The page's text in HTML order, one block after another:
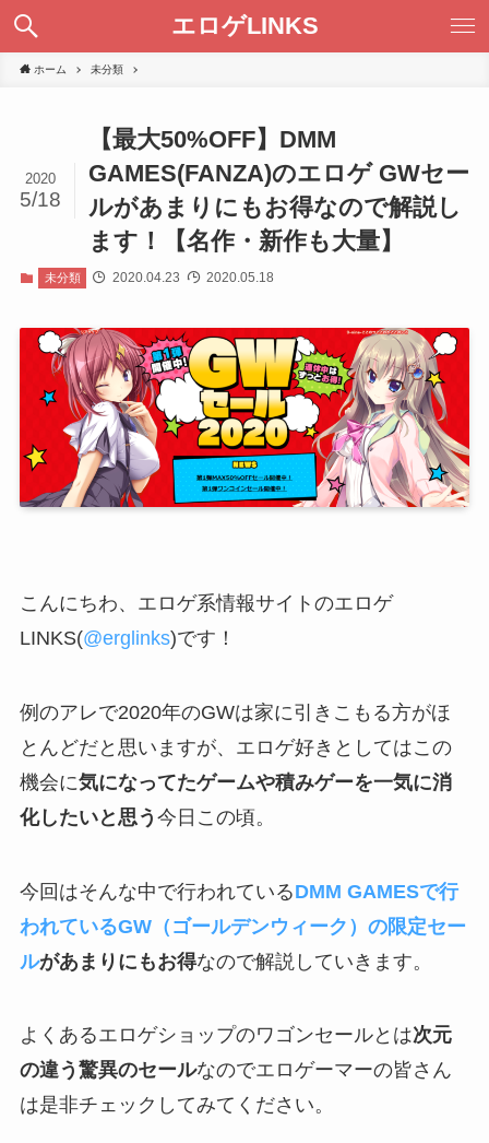
エロゲLINKS
ホーム 未分類
【最大50%OFF】DMM
GAMES(FANZA)のエロゲ GWセー
ルがあまりにもお得なので解説し
ます！【名作・新作も大量】
2020
5/18
未分類 2020.04.23 2020.05.18
こんにちわ、エロゲ系情報サイトのエロゲ
LINKS(@erglinks)です！
例のアレで2020年のGWは家に引きこもる方がほ
とんどだと思いますが、エロゲ好きとしてはこの
機会に気になってたゲームや積みゲーを一気に消
化したいと思う 今日この頃。
今回はそんな中で行われているDMM GAMESで行
われているGW（ゴールデンウィーク）の限定セー
ルがあまりにもお得なので解説していきます。
よくあるエロゲショップのワゴンセールとは次元
の違う驚異のセールなのでエロゲーマーの皆さん
は是非チェックしてみてください。